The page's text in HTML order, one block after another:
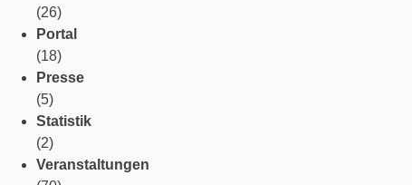
(26)
Portal
(18)
Presse
(5)
Statistik
(2)
Veranstaltungen